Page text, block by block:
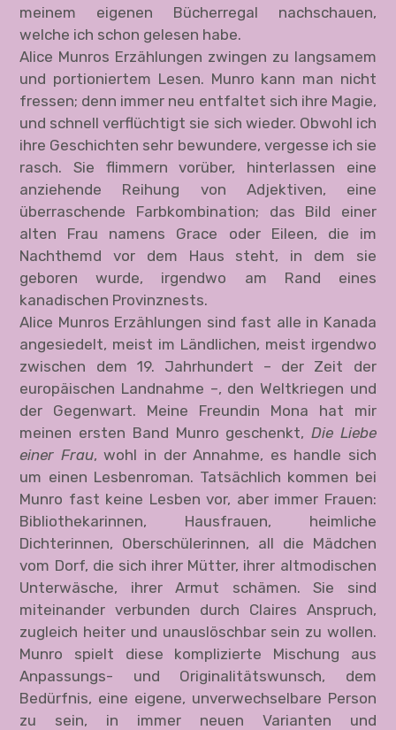
meinem eigenen Bücherregal nachschauen,
welche ich schon gelesen habe.
Alice Munros Erzählungen zwingen zu langsamem
und portioniertem Lesen. Munro kann man nicht
fressen; denn immer neu entfaltet sich ihre Magie,
und schnell verflüchtigt sie sich wieder. Obwohl ich
ihre Geschichten sehr bewundere, vergesse ich sie
rasch. Sie flimmern vorüber, hinterlassen eine
anziehende Reihung von Adjektiven, eine
überraschende Farbkombination; das Bild einer
alten Frau namens Grace oder Eileen, die im
Nachthemd vor dem Haus steht, in dem sie
geboren wurde, irgendwo am Rand eines
kanadischen Provinznests.
Alice Munros Erzählungen sind fast alle in Kanada
angesiedelt, meist im Ländlichen, meist irgendwo
zwischen dem 19. Jahrhundert – der Zeit der
europäischen Landnahme –, den Weltkriegen und
der Gegenwart. Meine Freundin Mona hat mir
meinen ersten Band Munro geschenkt, Die Liebe
einer Frau, wohl in der Annahme, es handle sich
um einen Lesbenroman. Tatsächlich kommen bei
Munro fast keine Lesben vor, aber immer Frauen:
Bibliothekarinnen, Hausfrauen, heimliche
Dichterinnen, Oberschülerinnen, all die Mädchen
vom Dorf, die sich ihrer Mütter, ihrer altmodischen
Unterwäsche, ihrer Armut schämen. Sie sind
miteinander verbunden durch Claires Anspruch,
zugleich heiter und unauslöschbar sein zu wollen.
Munro spielt diese komplizierte Mischung aus
Anpassungs- und Originalitätswunsch, dem
Bedürfnis, eine eigene, unverwechselbare Person
zu sein, in immer neuen Varianten und